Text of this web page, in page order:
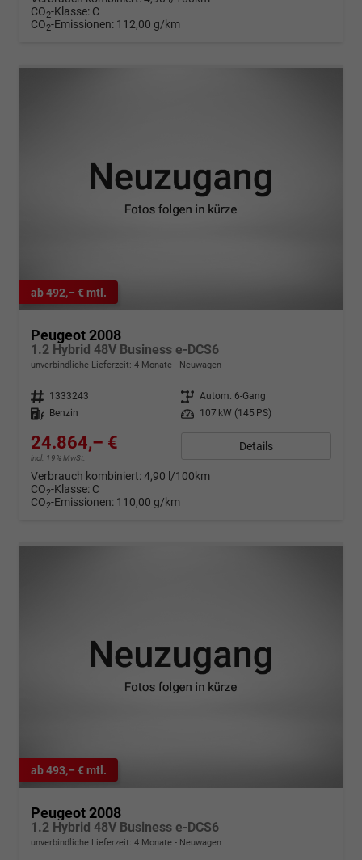
CO2-Klasse: C
CO2-Emissionen: 112,00 g/km
ab 492,– € mtl.
Peugeot 2008
1.2 Hybrid 48V Business e-DCS6
unverbindliche Lieferzeit: 4 Monate Neuwagen
Fahrzeugnr. 1333243 Getriebe Autom. 6-Gang
Kraftstoff
Benzin Leistung 107 kW (145 PS)
24.864,– €
incl. 19% MwSt.
Details
Verbrauch kombiniert:4,90 l/100km
CO2-Klasse: C
CO2-Emissionen: 110,00 g/km
ab 493,– € mtl.
Peugeot 2008
1.2 Hybrid 48V Business e-DCS6
unverbindliche Lieferzeit: 4 Monate Neuwagen